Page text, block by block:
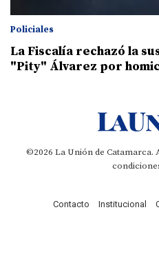
Policiales
La Fiscalía rechazó la
"Pity" Álvarez por
©2026 La Unión de Catamarca.
Contacto Institucional